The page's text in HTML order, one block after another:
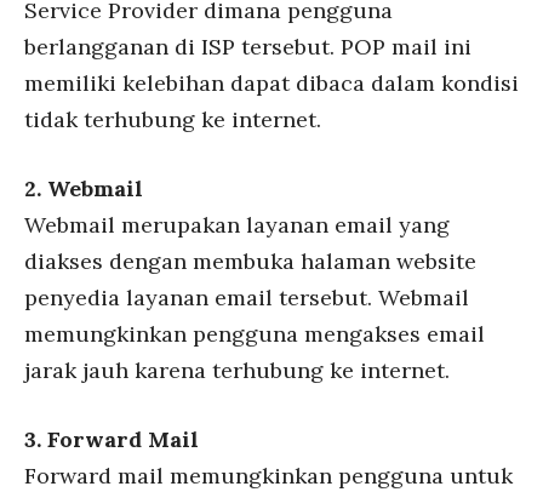
Service Provider dimana pengguna
berlangganan di ISP tersebut. POP mail ini
memiliki kelebihan dapat dibaca dalam kondisi
tidak terhubung ke internet.
2. Webmail
Webmail merupakan layanan email yang
diakses dengan membuka halaman website
penyedia layanan email tersebut. Webmail
memungkinkan pengguna mengakses email
jarak jauh karena terhubung ke internet.
3. Forward Mail
Forward mail memungkinkan pengguna untuk